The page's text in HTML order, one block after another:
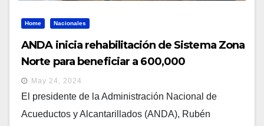
Home Nacionales
ANDA inicia rehabilitación de Sistema Zona
Norte para beneficiar a 600,000
salvadoreños
May 24, 2024
El presidente de la Administración Nacional de
Acueductos y Alcantarillados (ANDA), Rubén